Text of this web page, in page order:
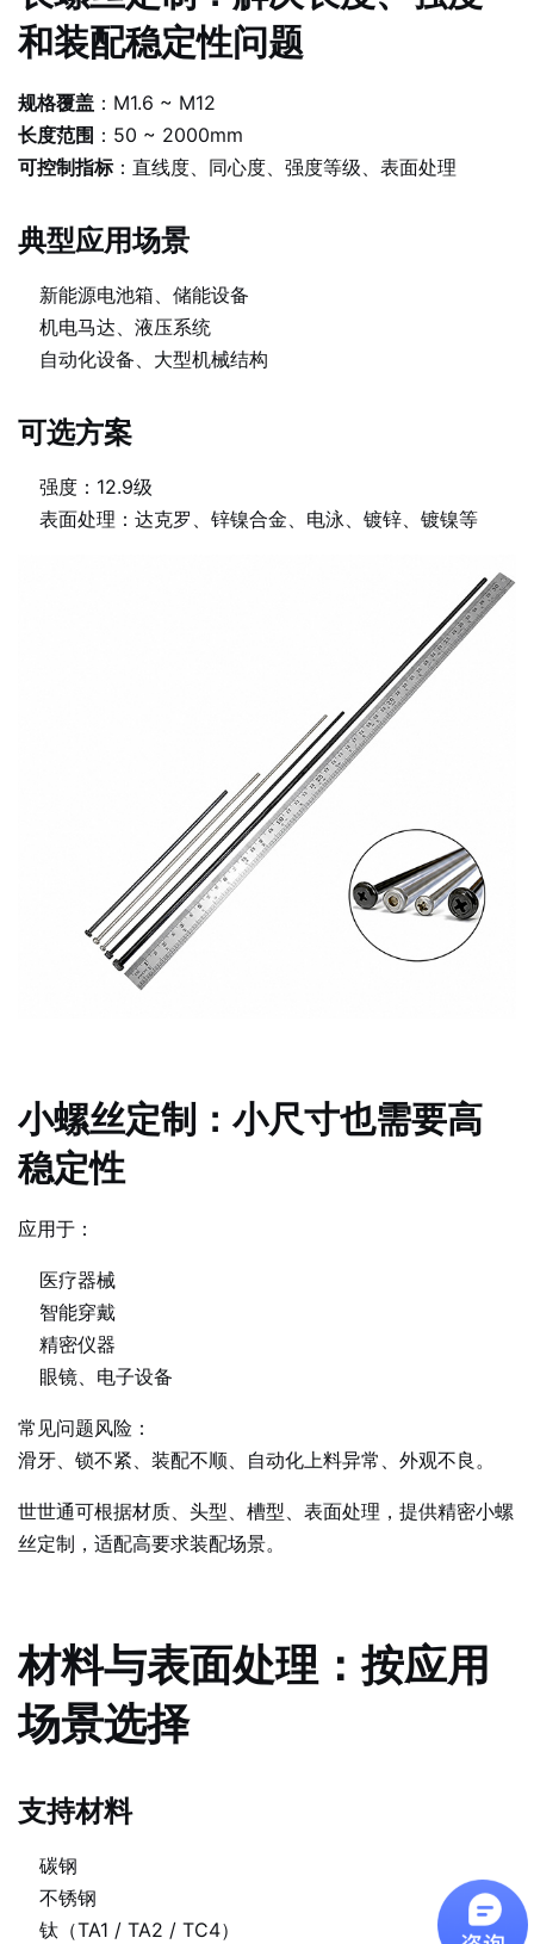
和装配稳定性问题
规格覆盖 ：M1.6 ~ M12
长度范围 ：50 ~ 2000mm
可控制指标：直线度、同心度、强度等级、表面处理
典型应用场景
新能源电池箱、储能设备
机电马达、液压系统
自动化设备、大型机械结构
可选方案
强度：12.9级
表面处理：达克罗、锌镍合金、电泳、镀锌、镀镍等
小螺丝定制：小尺寸也需要高
稳定性
应用于：
医疗器械
智能穿戴
精密仪器
眼镜、电子设备
常见问题风险：
滑牙、锁不紧、装配不顺、自动化上料异常、外观不良。
世世通可根据材质、头型、槽型、表面处理，提供精密小螺
丝定制，适配高要求装配场景。
材料与表面处理：按应用
场景选择
支持材料
碳钢
不锈钢
钛（TA1 / TA2 / TC4）